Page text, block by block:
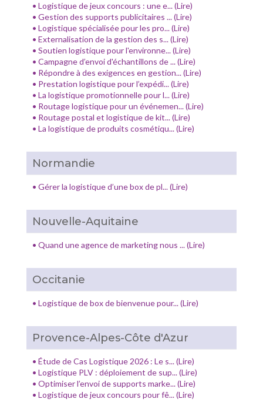
• Logistique de jeux concours : une e... (Lire)
• Gestion des supports publicitaires ... (Lire)
• Logistique spécialisée pour les pro... (Lire)
• Externalisation de la gestion des s... (Lire)
• Soutien logistique pour l'environne... (Lire)
• Campagne d’envoi d'échantillons de ... (Lire)
• Répondre à des exigences en gestion... (Lire)
• Prestation logistique pour l’expédi... (Lire)
• La logistique promotionnelle pour l... (Lire)
• Routage logistique pour un événemen... (Lire)
• Routage postal et logistique de kit... (Lire)
• La logistique de produits cosmétiqu... (Lire)
Normandie
• Gérer la logistique d’une box de pl... (Lire)
Nouvelle-Aquitaine
• Quand une agence de marketing nous ... (Lire)
Occitanie
• Logistique de box de bienvenue pour... (Lire)
Provence-Alpes-Côte d'Azur
• Étude de Cas Logistique 2026 : Le s... (Lire)
• Logistique PLV : déploiement de sup... (Lire)
• Optimiser l’envoi de supports marke... (Lire)
• Logistique de jeux concours pour fê... (Lire)